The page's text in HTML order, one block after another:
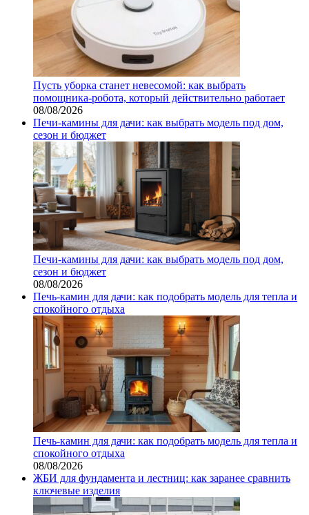
Пусть уборка станет невесомой: как выбрать
помощника‑робота, который действительно работает
08/08/2026
Печи-камины для дачи: как выбрать модель под дом,
сезон и бюджет
Печи-камины для дачи: как выбрать модель под дом,
сезон и бюджет
08/08/2026
Печь-камин для дачи: как подобрать модель для тепла и
спокойного отдыха
Печь-камин для дачи: как подобрать модель для тепла и
спокойного отдыха
08/08/2026
ЖБИ для фундамента и лестниц: как заранее сравнить
ключевые изделия